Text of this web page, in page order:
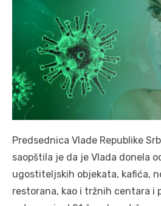
Predsednica Vlade Republike
saopštila je da je Vlada donela
ugostiteljskih objekata, kafića,
restorana, kao i tržnih centara i